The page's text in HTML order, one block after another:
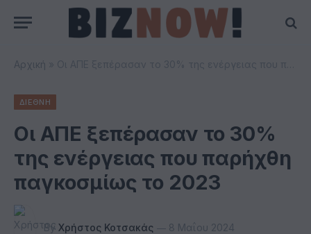
Αρχική
ΔΙΕΘΝΗ
Οι ΑΠΕ ξεπέρασαν το 30%
της ενέργειας που παρήχθη
παγκοσμίως το 2023
By Χρήστος Κοτσακάς 8 Μαΐου 2024